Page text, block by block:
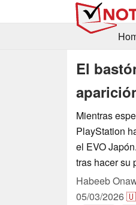
El
Mientras
PlayStation
el EVO
tras hacer su
Habeeb
05/03/2026